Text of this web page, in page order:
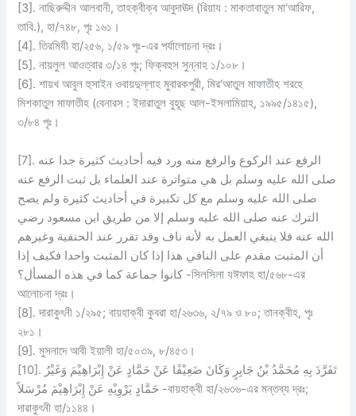
[3]. নাছিরুদ্দীন আলবানী, তাহক্বীক্ব আবুদাঊদ (রিয়ায : মাকতাবাতুল মা‘আরিফ,
তাবি.), হা/৭৪৮, পৃঃ ১৬১।
[4]. তিরমিযী হা/২৫৬, ১/৫৯ পৃঃ-এর পর্যালোচনা দ্রঃ।
[5]. নায়লুল আওত্বার ৩/১৪ পৃঃ; ফিক্বহুস সুন্নাহ ১/১০৮।
[6]. শায়খ আবুল হুসাইন ওবায়দুল্লাহ মুবারকপুরী, মির‘আতুল মাফাতীহ শরহে
মিশকাতুল মাফাতীহ (বেনারস : ইদারাতুল বুহূছ আল-ইসলামিয়াহ, ১৯৯৫/১৪১৫),
৩/৮৪ পৃঃ।
[7]. الرفع عند الركوع والرفع منه ورد فيه أحاديث كثيرة جدا عنه
صلى الله عليه وسلم بل هي متواترة عند العلماء بل ثبت الرفع عنه
صلى الله عليه وسلم مع كل تكبيرة في أحاديث كثيرة ولم يصح
الترك عنه صلى الله عليه وسلم إلا من طريق ابن مسعود رضي
الله عنه فلا ينبغي العمل به لأنه ناف وقد تقرر عند الحنفية وغيرهم
أن المثبت مقدم على النافي هذا إذا كان المثبت واحدا فكيف إذا
كانوا جماعة كما في هذه المسأل؟ -সিলসিলা যঈফাহ হা/৫৬৮-এর
আলোচনা দ্রঃ।
[8]. দারাকুৎনী ১/২৯৫; বায়হাক্বী কুবরা হা/২৬৩৬, ২/৭৯ ও ৮০; তানক্বীহ, পৃঃ
২৮১।
[9]. মুসনাদে আবী ইয়ালী হা/৫০৩৯, ৮/৪৫৩।
[10]. تَفَرَّدَ بِهِ مُحَمَّدُ بْنُ جَابِرٍ وَكَانَ ضَعِيْفًا عَنْ حَمَّادٍ عَنْ إِبْرَاهِيْمَ وَغَيْرُ
حَمَّادٍ يَرْوِيْهِ عَنْ إِبْرَاهِيْمَ مُرْسَلاً -বায়হাক্বী হা/২৬৩৬-এর মন্তব্য দ্রঃ;
দারাকুৎনী হা/১১৪৪।